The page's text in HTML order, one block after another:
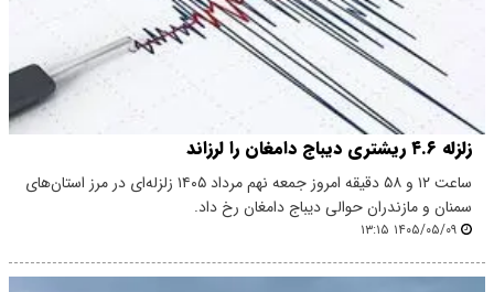
زلزله ۴.۶ ریشتری دیباج دامغان را لرزاند
ساعت ۱۲ و ۵۸ دقیقه امروز جمعه نهم مرداد ۱۴۰۵ زلزله‌ای در مرز استان‌های
سمنان و مازندران حوالی دیباج دامغان رخ داد.
۱۴۰۵/۰۵/۰۹ ۱۳:۱۵